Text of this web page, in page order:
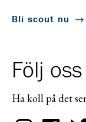
Bli scout nu
Följ oss
Ha koll på det